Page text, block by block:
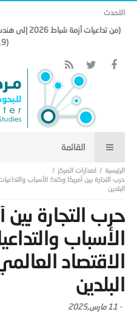
الاحدث
(من تداعيات
(19)
اصدارات المركز
حرب التجارة بين أمريكا وكندا: الأسباب
البلدين
حرب التجارة بين
الأسباب
الاقتصاد
البلدين
- 11 مارس,2025